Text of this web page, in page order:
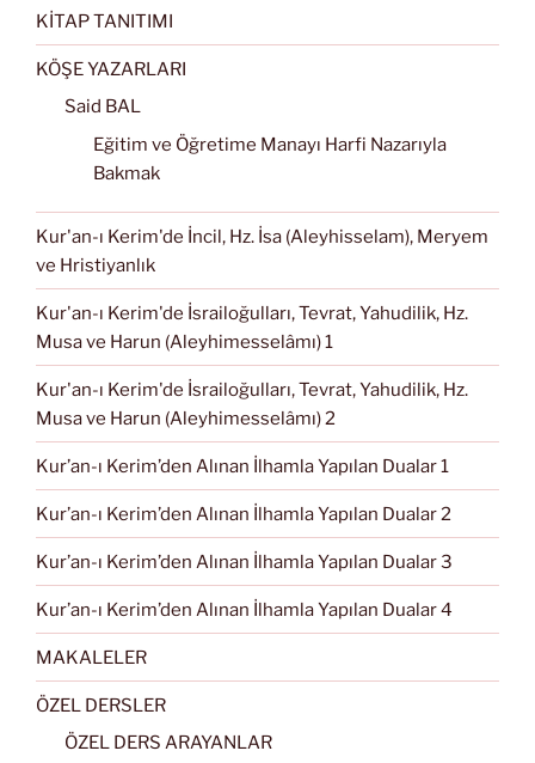
KİTAP TANITIMI
KÖŞE YAZARLARI
Said BAL
Eğitim ve Öğretime Manayı Harfi Nazarıyla
Bakmak
Kur'an-ı Kerim'de İncil, Hz. İsa (Aleyhisselam), Meryem
ve Hristiyanlık
Kur'an-ı Kerim'de İsrailoğulları, Tevrat, Yahudilik, Hz.
Musa ve Harun (Aleyhimesselâmı) 1
Kur'an-ı Kerim'de İsrailoğulları, Tevrat, Yahudilik, Hz.
Musa ve Harun (Aleyhimesselâmı) 2
Kur’an-ı Kerim’den Alınan İlhamla Yapılan Dualar 1
Kur’an-ı Kerim’den Alınan İlhamla Yapılan Dualar 2
Kur’an-ı Kerim’den Alınan İlhamla Yapılan Dualar 3
Kur’an-ı Kerim’den Alınan İlhamla Yapılan Dualar 4
MAKALELER
ÖZEL DERSLER
ÖZEL DERS ARAYANLAR